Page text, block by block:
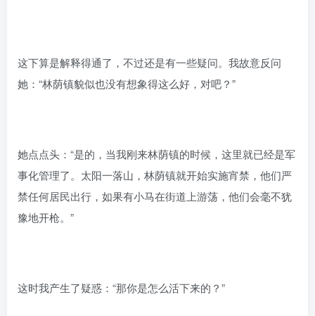
这下算是解释得通了，不过还是有一些疑问。我故意反问
她：“林荫镇貌似也没有想象得这么好，对吧？”
她点点头：“是的，当我刚来林荫镇的时候，这里就已经是军
事化管理了。太阳一落山，林荫镇就开始实施宵禁，他们严
禁任何居民出行，如果有小马在街道上游荡，他们会毫不犹
豫地开枪。”
这时我产生了疑惑：“那你是怎么活下来的？”